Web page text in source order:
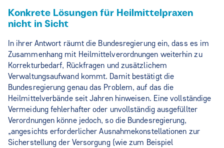
Konkrete Lösungen für Heilmittelpraxen
nicht in Sicht
In ihrer Antwort räumt die Bundesregierung ein, dass es im
Zusammenhang mit Heilmittelverordnungen weiterhin zu
Korrekturbedarf, Rückfragen und zusätzlichem
Verwaltungsaufwand kommt. Damit bestätigt die
Bundesregierung genau das Problem, auf das die
Heilmittelverbände seit Jahren hinweisen. Eine vollständige
Vermeidung fehlerhafter oder unvollständig ausgefüllter
Verordnungen könne jedoch, so die Bundesregierung,
„angesichts erforderlicher Ausnahmekonstellationen zur
Sicherstellung der Versorgung (wie zum Beispiel